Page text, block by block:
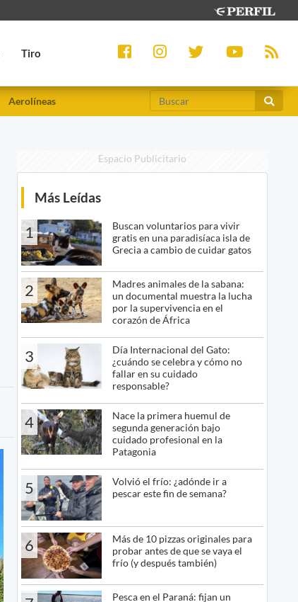
Tiro
Aerolíneas
Espacio Publicitario
Más Leídas
1
Buscan voluntarios para vivir
gratis en una paradisíaca isla de
Grecia a cambio de cuidar gatos
2
Madres animales de la sabana:
un documental muestra la lucha
por la supervivencia en el
corazón de África
3
Día Internacional del Gato:
¿cuándo se celebra y cómo no
fallar en su cuidado
responsable?
4
Nace la primera huemul de
segunda generación bajo
cuidado profesional en la
Patagonia
5
Volvió el frío: ¿adónde ir a
pescar este fin de semana?
6
Más de 10 pizzas originales para
probar antes de que se vaya el
frío (y después también)
Pesca en el Paraná: fijan un